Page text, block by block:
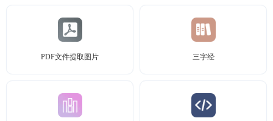
PDF文件提取图片 三字经